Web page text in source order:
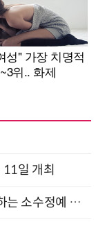
일 개최
글로벌 트렌드를 읽고, 내 역할을 가늠하는 소수정예 실습 워크숍 (8/28)